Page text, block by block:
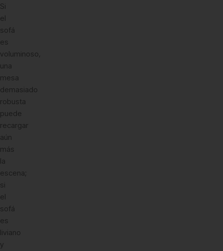
Si
el
sofá
es
voluminoso,
una
mesa
demasiado
robusta
puede
recargar
aún
más
la
escena;
si
el
sofá
es
liviano
y